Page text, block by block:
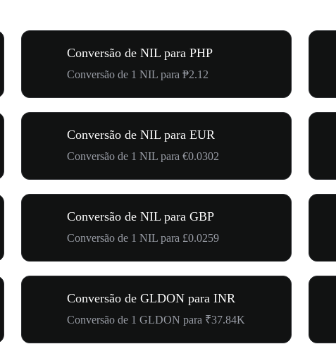
Conversão de NIL para PHP
Conversão de 1 NIL para ₱2.12
Conversão de NIL para EUR
Conversão de 1 NIL para €0.0302
Conversão de NIL para GBP
Conversão de 1 NIL para £0.0259
Conversão de GLDON para INR
Conversão de 1 GLDON para ₹37.84K